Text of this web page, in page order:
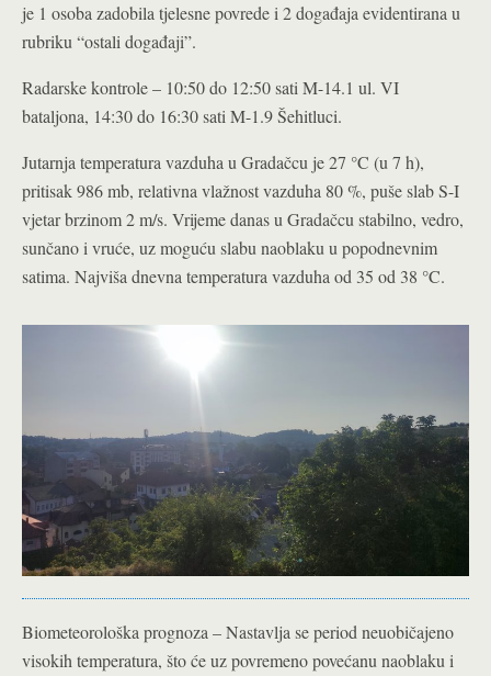
je 1 osoba zadobila tjelesne povrede i 2 događaja evidentirana u
rubriku “ostali događaji”.
Radarske kontrole – 10:50 do 12:50 sati M-14.1 ul. VI
bataljona, 14:30 do 16:30 sati M-1.9 Šehitluci.
Jutarnja temperatura vazduha u Gradačcu je 27 °C (u 7 h),
pritisak 986 mb, relativna vlažnost vazduha 80 %, puše slab S-I
vjetar brzinom 2 m/s. Vrijeme danas u Gradačcu stabilno, vedro,
sunčano i vruće, uz moguću slabu naoblaku u popodnevnim
satima. Najviša dnevna temperatura vazduha od 35 od 38 °C.
Biometeorološka prognoza – Nastavlja se period neuobičajeno
visokih temperatura, što će uz povremeno povećanu naoblaku i